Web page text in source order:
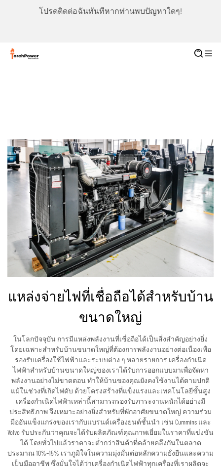
โปรดติดต่อฉันทันทีหากท่านพบปัญหาใดๆ!
แหล่งจ่ายไฟที่เชื่อถือได้สำหรับบ้าน
ขนาดใหญ่
ในโลกปัจจุบัน การมีแหล่งพลังงานที่เชื่อถือได้เป็นสิ่งสำคัญอย่างยิ่ง
โดยเฉพาะสำหรับบ้านขนาดใหญ่ที่ต้องการพลังงานอย่างต่อเนื่องเพื่อ
รองรับเครื่องใช้ไฟฟ้าและระบบต่าง ๆ หลายรายการ เครื่องกำเนิด
ไฟฟ้าสำหรับบ้านขนาดใหญ่ของเราได้รับการออกแบบมาเพื่อจัดหา
พลังงานอย่างไม่ขาดตอน ทำให้บ้านของคุณยังคงใช้งานได้ตามปกติ
แม้ในช่วงที่เกิดไฟดับ ด้วยโครงสร้างที่แข็งแรงและเทคโนโลยีขั้นสูง
เครื่องกำเนิดไฟฟ้าเหล่านี้สามารถรองรับภาระงานหนักได้อย่างมี
ประสิทธิภาพ จึงเหมาะอย่างยิ่งสำหรับที่พักอาศัยขนาดใหญ่ ความร่วม
มืออันแข็งแกร่งของเรากับแบรนด์เครื่องยนต์ชั้นนำ เช่น Cummins และ
Volvo รับประกันว่าคุณจะได้รับผลิตภัณฑ์คุณภาพเยี่ยมในราคาที่แข่งขัน
ได้ โดยทั่วไปแล้วราคาจะต่ำกว่าสินค้าที่คล้ายคลึงกันในตลาด
ประมาณ 10%–15% เราภูมิใจในความมุ่งมั่นต่อหลักความยั่งยืนและความ
เป็นมืออาชีพ ซึ่งมั่นใจได้ว่าเครื่องกำเนิดไฟฟ้าทุกเครื่องที่เราผลิตจะ